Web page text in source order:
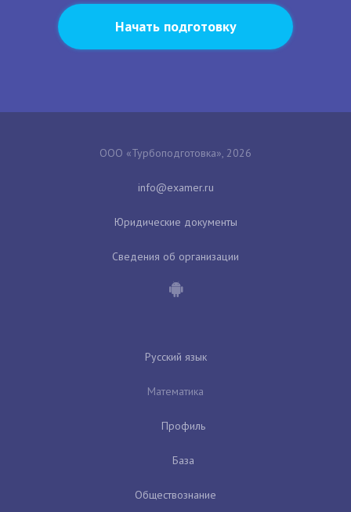
Начать подготовку
ООО «Турбоподготовка», 2026
Юридические документы
Сведения об организации
Русский язык
Математика
Профиль
База
Обществознание